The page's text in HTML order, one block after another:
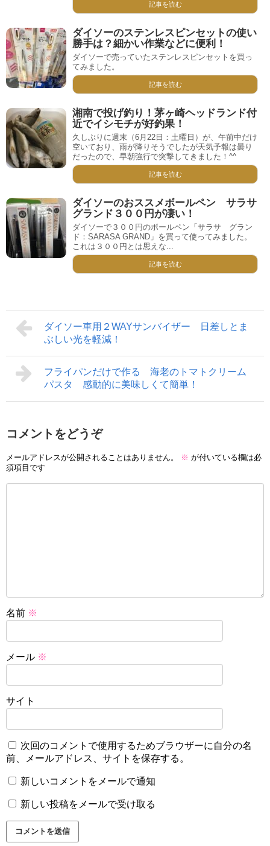
記事を読む
ダイソーのステンレスピンセットの使い
勝手は？細かい作業などに便利！
ダイソーで売っていたステンレスピンセットを買っ
てみました。
記事を読む
湘南で投げ釣り！茅ヶ崎ヘッドランド付
近でイシモチが好釣果！
久しぶりに週末（6月22日：土曜日）が、午前中だけ
空いており、雨が降りそうでしたが天気予報は曇り
だったので、早朝強行で突撃してきました！^^
記事を読む
ダイソーのおススメボールペン サラサ
グランド３００円が凄い！
ダイソーで３００円のボールペン「サラサ グラン
ド：SARASA GRAND」を買って使ってみました。
これは３００円とは思えな...
記事を読む
ダイソー車用２WAYサンバイザー 日差しとま
ぶしい光を軽減！
フライパンだけで作る 海老のトマトクリーム
パスタ 感動的に美味しくて簡単！
コメントをどうぞ
メールアドレスが公開されることはありません。 ※ が付いている欄は必
須項目です
名前 ※
メール ※
サイト
次回のコメントで使用するためブラウザーに自分の名
前、メールアドレス、サイトを保存する。
新しいコメントをメールで通知
新しい投稿をメールで受け取る